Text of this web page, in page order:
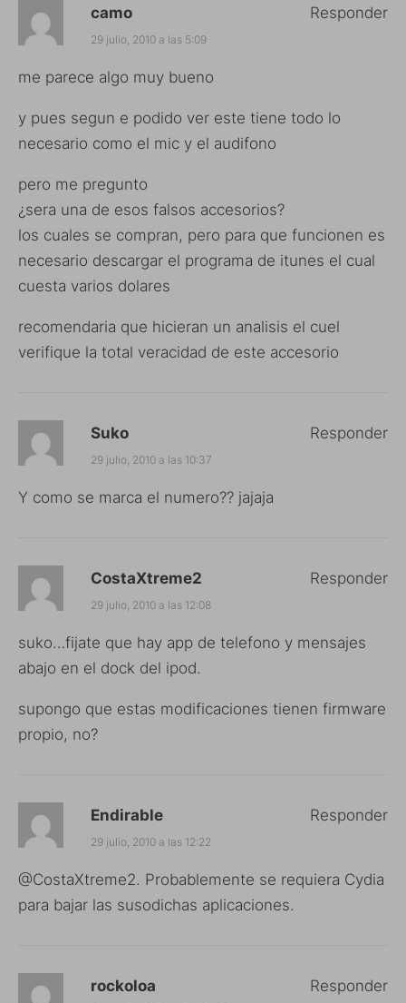
camo
29 julio, 2010 a las 5:09
me parece algo muy bueno
y pues segun e podido ver este tiene todo lo
necesario como el mic y el audifono
pero me pregunto
¿sera una de esos falsos accesorios?
los cuales se compran, pero para que funcionen es
necesario descargar el programa de itunes el cual
cuesta varios dolares
recomendaria que hicieran un analisis el cuel
verifique la total veracidad de este accesorio
Responder
Suko
29 julio, 2010 a las 10:37
Y como se marca el numero?? jajaja
Responder
CostaXtreme2
29 julio, 2010 a las 12:08
suko…fijate que hay app de telefono y mensajes
abajo en el dock del ipod.
supongo que estas modificaciones tienen firmware
propio, no?
Responder
Endirable
29 julio, 2010 a las 12:22
@CostaXtreme2. Probablemente se requiera Cydia
para bajar las susodichas aplicaciones.
Responder
rockoloa Responder